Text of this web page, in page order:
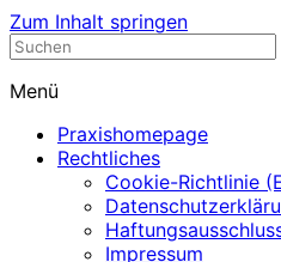
Zum Inhalt springen
Nephrologische Praxis mit
Menü
Praxishomepage
Rechtliches
Cookie-Richtlinie
Impressum